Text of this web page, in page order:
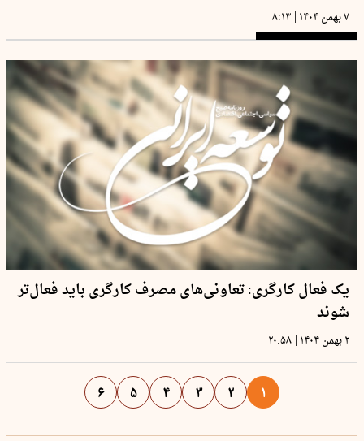
۷ بهمن ۱۴۰۴ | ۸:۱۳
یک فعال کارگری: تعاونی‌های مصرف کارگری باید فعال‌تر
شوند
۲ بهمن ۱۴۰۴ | ۲۰:۵۸
۱ ۲ ۳ ۴ ۵ ۶